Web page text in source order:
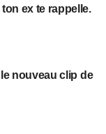
ex te rappelle.
nouveau clip de